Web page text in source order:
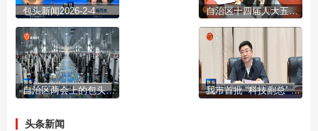
包头新闻2026-2-4 自治区十四届人大五次会议开幕
自治区两会上的包头声音 我市首批 “科技副总” “产业教授”进行成果展示
头条新闻